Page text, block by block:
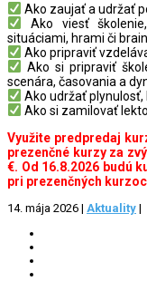
Ako zaujať a udržať
Ako viesť
situáciami, hrami či
Ako pripraviť
Ako si pripraviť
scenára, časovania a
Ako udržať plynulosť,
Ako si zamilovať
Využite predpredaj
prezenčné kurzy za
€. Od 16.8.2026 budú
pri prezenčných
14. mája 2026 | Aktuality |